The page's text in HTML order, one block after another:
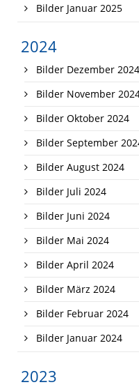
Bilder Januar 2025
2024
Bilder Dezember 2024
Bilder November
Bilder Oktober 2024
Bilder September
Bilder August 2024
Bilder Juli 2024
Bilder Juni 2024
Bilder Mai 2024
Bilder April 2024
Bilder März 2024
Bilder Februar 2024
Bilder Januar 2024
2023